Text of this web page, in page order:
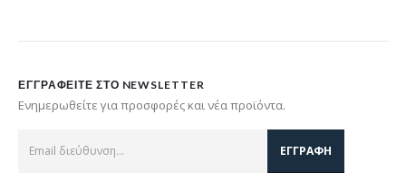
ΕΓΓΡΑΦΕΊΤΕ ΣΤΟ NEWSLETTER
Ενημερωθείτε για προσφορές και νέα προϊόντα.